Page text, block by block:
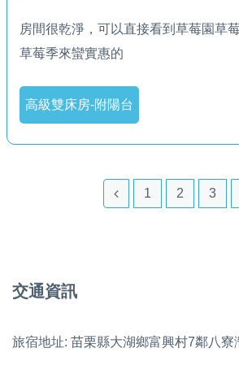
房間很乾淨，可以直接看到草莓園草
草莓季來蠻實惠的
高級雙床房-附陽台
1 2 3
交通資訊
旅宿地址: 苗栗縣大湖鄉富興村7鄰八寮